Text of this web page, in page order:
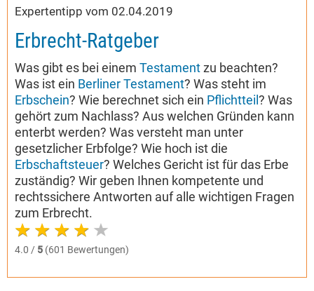
Expertentipp vom 02.04.2019
Erbrecht-Ratgeber
Was gibt es bei einem Testamentzu beachten?
Was ist ein Berliner Testament? Was steht im
Erbschein? Wie berechnet sich ein Pflichtteil ? Was
gehört zum Nachlass? Aus welchen Gründen kann
enterbt werden? Was versteht man unter
gesetzlicher Erbfolge? Wie hoch ist die
Erbschaftsteuer? Welches Gericht ist für das Erbe
zuständig? Wir geben Ihnen kompetente und
rechtssichere Antworten auf alle wichtigen Fragen
zum Erbrecht.
4.0 / 5 (601 Bewertungen)